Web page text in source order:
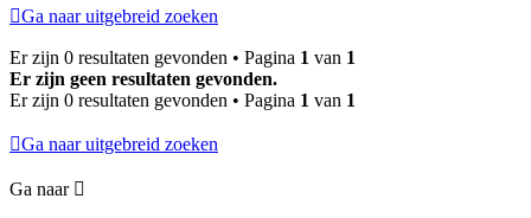
Ga naar uitgebreid zoeken
Er zijn 0 resultaten gevonden • Pagina 1 van 1
Er zijn geen resultaten gevonden.
Er zijn 0 resultaten gevonden • Pagina 1 van 1
Ga naar uitgebreid zoeken
Ga naar